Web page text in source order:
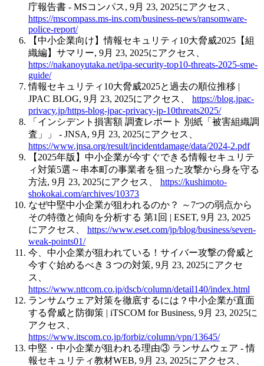
庁報告書 - MSコンパス, 9月 23, 2025にアクセス、
https://mscompass.ms-ins.com/business-news/ransomware-
police-report/
【中小企業向け】情報セキュリティ10大脅威2025【組
織編】サマリー, 9月 23, 2025にアクセス、
https://nakanoyutaka.net/ipa-security-top10-threats-2025-sme-
guide/
情報セキュリティ10大脅威2025と過去の順位推移 |
JPAC BLOG, 9月 23, 2025にアクセス、 https://blog.jpac-
privacy.jp/https-blog-jpac-privacy-jp-10threats2025/
「インシデント損害額 調査レポート 別紙「被害組織調
査」」 - JNSA, 9月 23, 2025にアクセス、
https://www.jnsa.org/result/incidentdamage/data/2024-2.pdf
【2025年版】中小企業が今すぐできる情報セキュリテ
ィ対策5選～串本町の事業者を狙った攻撃から身を守る
方法, 9月 23, 2025にアクセス、 https://kushimoto-
shokokai.com/archives/10373
なぜ中堅中小企業が狙われるのか？ ～7つの弱点から
その特徴と傾向を分析する 第1回 | ESET, 9月 23, 2025
にアクセス、 https://www.eset.com/jp/blog/business/seven-
weak-points01/
今、中小企業が狙われている！サイバー攻撃の脅威と
今すぐ始めるべき３つの対策, 9月 23, 2025にアクセ
ス、
https://www.nttcom.co.jp/dscb/column/detail140/index.html
ランサムウェア対策を徹底するには？中小企業が直面
する脅威と防御策 | iTSCOM for Business, 9月 23, 2025に
アクセス、
https://www.itscom.co.jp/forbiz/column/vpn/13645/
中堅・中小企業が狙われる理由③ ランサムウェア - 情
報セキュリティ教材WEB, 9月 23, 2025にアクセス、